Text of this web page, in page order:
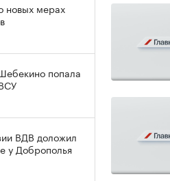
новых мерах
попала
ВДВ доложил
у Доброполья